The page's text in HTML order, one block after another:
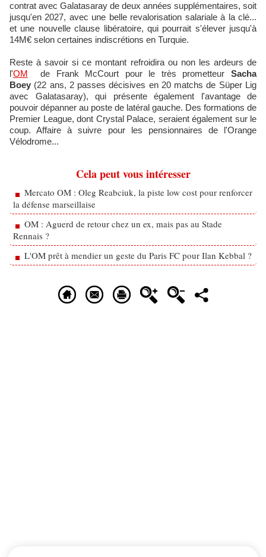
contrat avec Galatasaray de deux années supplémentaires, soit
jusqu'en 2027, avec une belle revalorisation salariale à la clé...
et une nouvelle clause libératoire, qui pourrait s'élever jusqu'à
14M€ selon certaines indiscrétions en Turquie.
Reste à savoir si ce montant refroidira ou non les ardeurs de
l'OM de Frank McCourt pour le très prometteur Sacha
Boey (22 ans, 2 passes décisives en 20 matchs de Süper Lig
avec Galatasaray), qui présente également l'avantage de
pouvoir dépanner au poste de latéral gauche. Des formations de
Premier League, dont Crystal Palace, seraient également sur le
coup. Affaire à suivre pour les pensionnaires de l'Orange
Vélodrome...
Cela peut vous intéresser
Mercato OM : Oleg Reabciuk, la piste low cost pour renforcer
la défense marseillaise
OM : Aguerd de retour chez un ex, mais pas au Stade
Rennais ?
L'OM prêt à mendier un geste du Paris FC pour Ilan Kebbal ?